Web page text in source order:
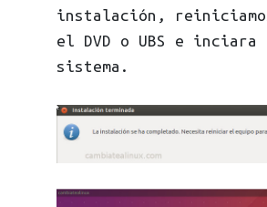
instalación,
el DVD o UBS e inciara
sistema.